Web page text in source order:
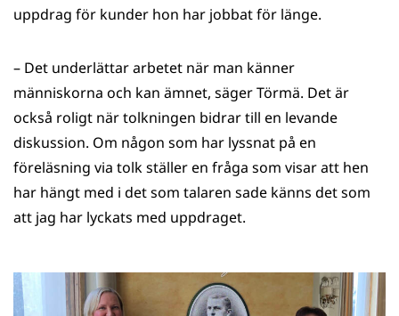
uppdrag för kunder hon har jobbat för länge.
​– Det underlättar arbetet när man känner
människorna och kan ämnet, säger Törmä. Det är
också roligt när tolkningen bidrar till en levande
diskussion. Om någon som har lyssnat på en
föreläsning via tolk ställer en fråga som visar att hen
har hängt med i det som talaren sade känns det som
att jag har lyckats med uppdraget.